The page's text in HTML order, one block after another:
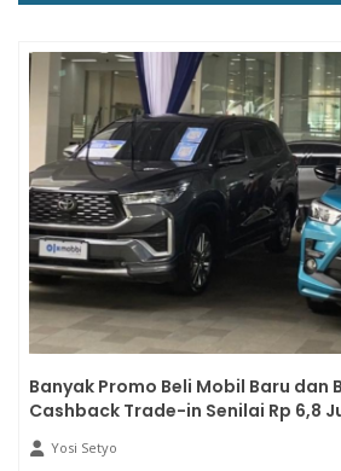
Banyak Promo Beli Mobil Baru dan
Cashback Trade-in Senilai Rp 6,8
Yosi Setyo